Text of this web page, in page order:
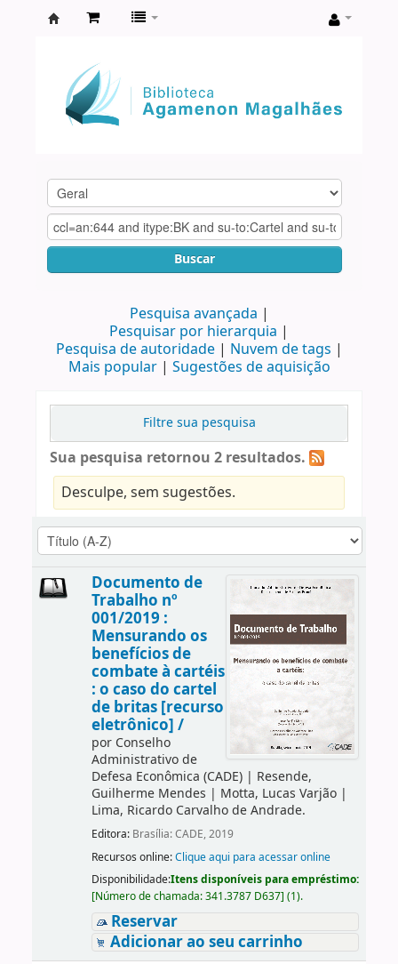
Agamenon
Magalhães
Buscar
Pesquisa avançada
Pesquisar por hierarquia
Pesquisa de autoridade
Nuvem de tags
Mais popular
Sugestões de aquisição
Filtre sua pesquisa
Sua pesquisa retornou 2 resultados.
Desculpe, sem sugestões.
Documento de
Trabalho nº
001/2019 :
Mensurando os
benefícios de
combate à cartéis
: o caso do cartel
de britas [recurso
eletrônico] /
por Conselho
Administrativo de
Defesa Econômica (CADE)| Resende,
Guilherme Mendes | Motta, Lucas Varjão|
Lima, Ricardo Carvalho de Andrade.
Editora: Brasília: CADE, 2019
Recursos online:Clique aqui para acessar online
Disponibilidade:Itens disponíveis para empréstimo:
[Número de chamada:341.3787 D637] (1).
Reservar
Adicionar ao seu carrinho